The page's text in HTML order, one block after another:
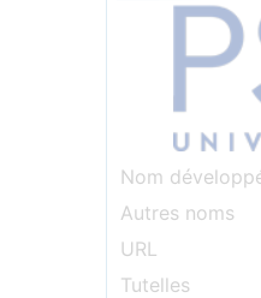
Nom
Autres noms
URL
Tutelles